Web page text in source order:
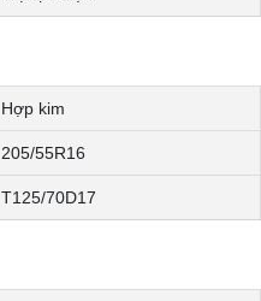
Hợp kim
205/55R16
T125/70D17